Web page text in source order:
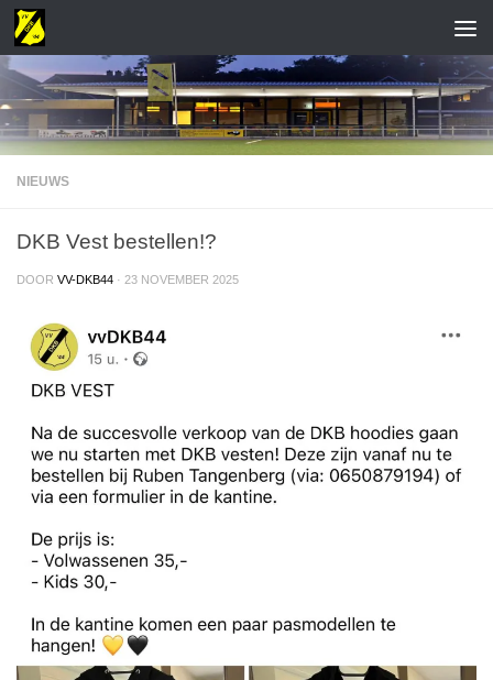
NIEUWS
DKB Vest bestellen!?
DOOR VV-DKB44 · 23 NOVEMBER 2025